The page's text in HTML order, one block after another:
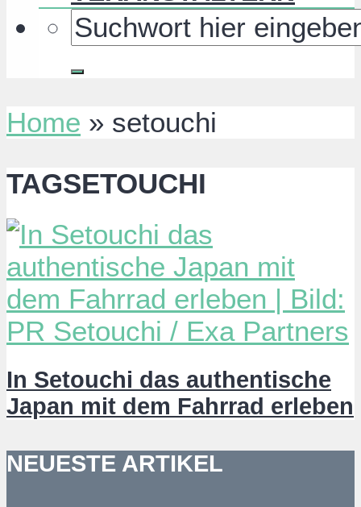
Home » setouchi
TAGSETOUCHI
In Setouchi das authentische
Japan mit dem Fahrrad erleben
NEUESTE ARTIKEL